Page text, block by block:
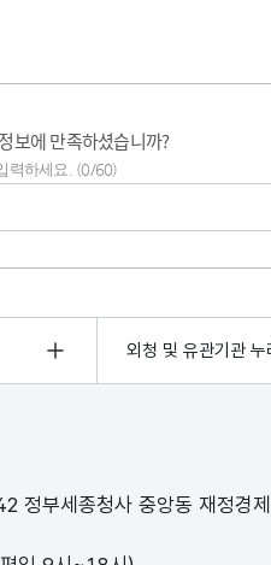
보에 만족하셨습니까?
력하세요. (0/60)
외청 및 유관기관 누
정부세종청사 중앙동 재정경